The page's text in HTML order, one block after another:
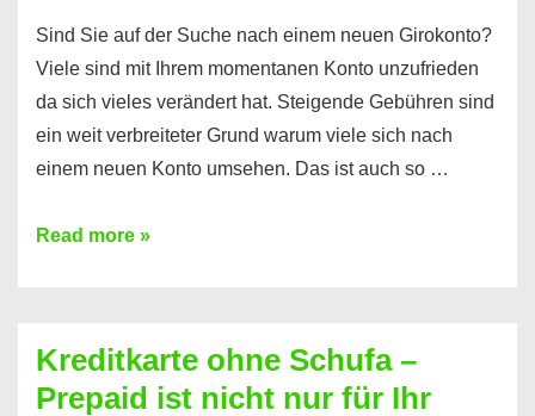
Sind Sie auf der Suche nach einem neuen Girokonto?
Viele sind mit Ihrem momentanen Konto unzufrieden
da sich vieles verändert hat. Steigende Gebühren sind
ein weit verbreiteter Grund warum viele sich nach
einem neuen Konto umsehen. Das ist auch so …
Konto
Neueröffnung
trotz
Read more »
Kreditkarte ohne Schufa –
Prepaid ist nicht nur für Ihr